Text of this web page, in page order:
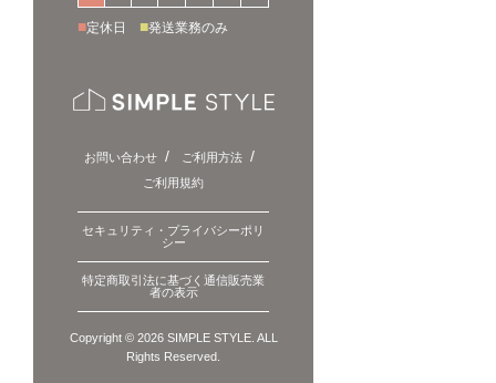
■定休日 ■発送業務のみ
お問い合わせ
ご利用方法
ご利用規約
セキュリティ・プライバシーポリ
シー
特定商取引法に基づく通信販売業
者の表示
Copyright © 2026 SIMPLE STYLE. ALL
Rights Reserved.